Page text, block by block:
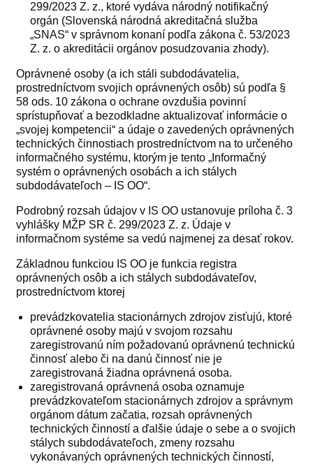
299/2023 Z. z., ktoré vydáva národný notifikačný
orgán (Slovenská národná akreditačná služba
„SNAS“ v správnom konaní podľa zákona č. 53/2023
Z. z. o akreditácii orgánov posudzovania zhody).
Oprávnené osoby (a ich stáli subdodávatelia,
prostredníctvom svojich oprávnených osôb) sú podľa §
58 ods. 10 zákona o ochrane ovzdušia povinní
sprístupňovať a bezodkladne aktualizovať informácie o
„svojej kompetencii“ a údaje o zavedených oprávnených
technických činnostiach prostredníctvom na to určeného
informačného systému, ktorým je tento „Informačný
systém o oprávnených osobách a ich stálych
subdodávateľoch – IS OO“.
Podrobný rozsah údajov v IS OO ustanovuje príloha č. 3
vyhlášky MŽP SR č. 299/2023 Z. z. Údaje v
informačnom systéme sa vedú najmenej za desať rokov.
Základnou funkciou IS OO je funkcia registra
oprávnených osôb a ich stálych subdodávateľov,
prostredníctvom ktorej
prevádzkovatelia stacionárnych zdrojov zisťujú, ktoré
oprávnené osoby majú v svojom rozsahu
zaregistrovanú ním požadovanú oprávnenú technickú
činnosť alebo či na danú činnosť nie je
zaregistrovaná žiadna oprávnená osoba.
zaregistrovaná oprávnená osoba oznamuje
prevádzkovateľom stacionárnych zdrojov a správnym
orgánom dátum začatia, rozsah oprávnených
technických činností a ďalšie údaje o sebe a o svojich
stálych subdodávateľoch, zmeny rozsahu
vykonávaných oprávnených technických činností,